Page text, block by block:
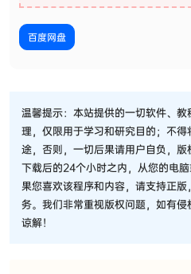
百度网盘
温馨提示：本站提供的一切软件、
理，仅限用于学习和研究目的；不
途，否则，一切后果请用户自负，
下载后的24个小时之内，从您的电
果您喜欢该程序和内容，请支持正
务。我们非常重视版权问题，如有
谅解！